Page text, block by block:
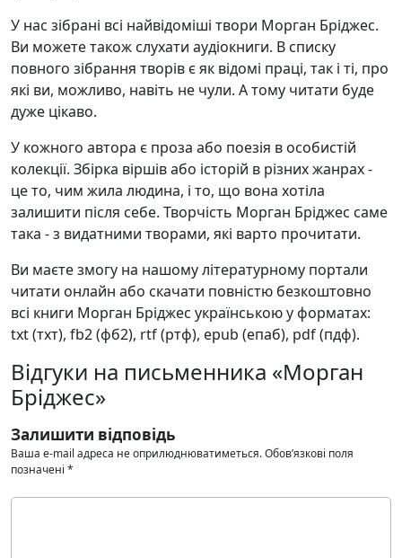
У нас зібрані всі найвідоміші твори Морган Бріджес.
Ви можете також слухати аудіокниги. В списку
повного зібрання творів є як відомі праці, так і ті, про
які ви, можливо, навіть не чули. А тому читати буде
дуже цікаво.
У кожного автора є проза або поезія в особистій
колекції. Збірка віршів або історій в різних жанрах -
це то, чим жила людина, і то, що вона хотіла
залишити після себе. Творчість Морган Бріджес саме
така - з видатними творами, які варто прочитати.
Ви маєте змогу на нашому літературному портали
читати онлайн або скачати повністю безкоштовно
всі книги Морган Бріджес українською у форматах:
txt (тхт), fb2 (фб2), rtf (ртф), epub (епаб), pdf (пдф).
Відгуки на письменника «Морган
Бріджес»
Залишити відповідь
Ваша e-mail адреса не оприлюднюватиметься.Обов’язкові поля
позначені *